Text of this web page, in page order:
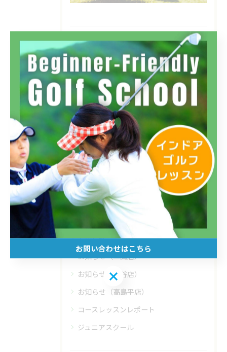
カテゴリー Categories
全てのカテゴリー
フィットイン三鷹店
フィットイン高島平店
フィットイン四谷店
初心者
インドア
ラウンド
体験
コースレッスン
お知らせ
お知らせ（三鷹店）
お知らせ（四谷店）
お知らせ（高島平店）
コースレッスンレポート
ジュニアスクール
お問い合わせはこちら
お問い合わせはこちら